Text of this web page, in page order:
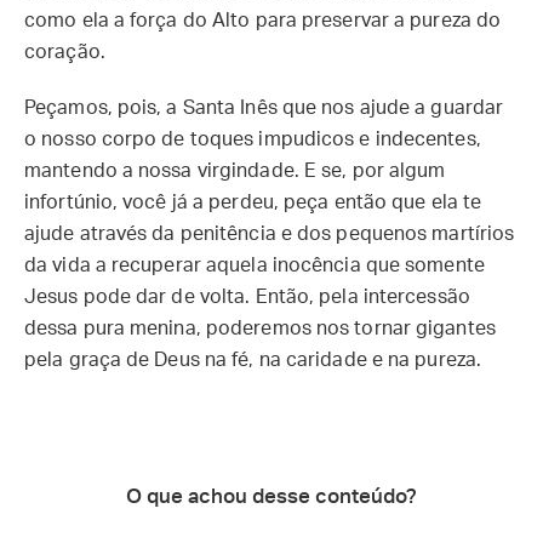
como ela a força do Alto para preservar a pureza do
coração.
Peçamos, pois, a Santa Inês que nos ajude a guardar
o nosso corpo de toques impudicos e indecentes,
mantendo a nossa virgindade. E se, por algum
infortúnio, você já a perdeu, peça então que ela te
ajude através da penitência e dos pequenos martírios
da vida a recuperar aquela inocência que somente
Jesus pode dar de volta. Então, pela intercessão
dessa pura menina, poderemos nos tornar gigantes
pela graça de Deus na fé, na caridade e na pureza.
O que achou desse conteúdo?